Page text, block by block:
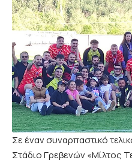
Σε έναν συναρπαστικό
Στάδιο Γρεβενών «Μίλτος